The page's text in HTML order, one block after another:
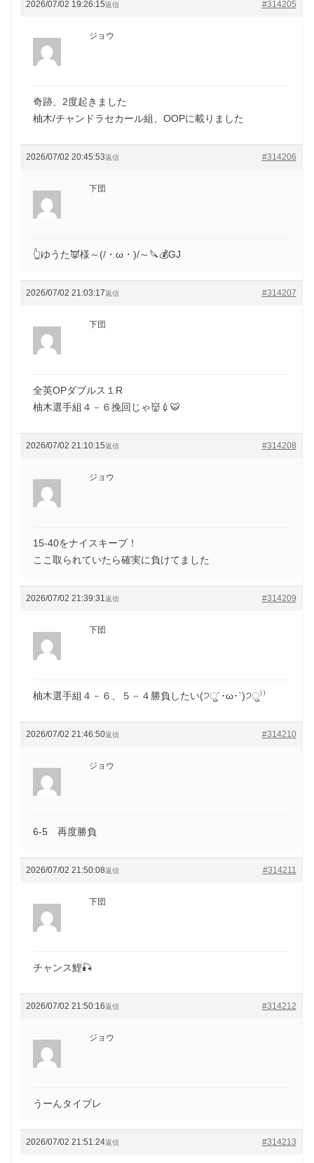
2026/07/02 19:26:15 #314205
返信
ジョウ
奇跡、2度起きました
柚木/チャンドラセカール組、OOPに載りました
2026/07/02 20:45:53 #314206
返信
下団
👆ゆうた👿様～(/・ω・)/～🔪💰GJ
2026/07/02 21:03:17 #314207
返信
下団
全英OPダブルス１R
柚木選手組４－６挽回じゃ👹💉🐯
2026/07/02 21:10:15 #314208
返信
ジョウ
15-40をナイスキープ！
ここ取られていたら確実に負けてました
2026/07/02 21:39:31 #314209
返信
下団
柚木選手組４－６、５－４勝負したい(੭ु´･ω･`)੭ु⁾⁾
2026/07/02 21:46:50 #314210
返信
ジョウ
6-5 再度勝負
2026/07/02 21:50:08 #314211
返信
下団
チャンス鯉🎣
2026/07/02 21:50:16 #314212
返信
ジョウ
うーんタイブレ
2026/07/02 21:51:24 #314213
返信